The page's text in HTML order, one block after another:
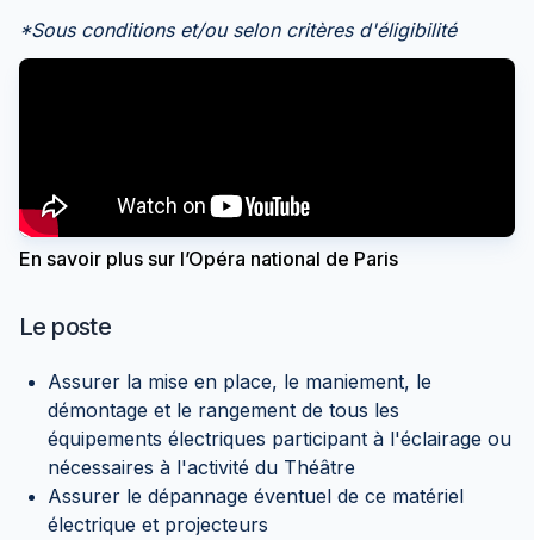
*Sous conditions et/ou selon critères d'éligibilité
En savoir plus sur l’Opéra national de Paris
Le poste
Assurer la mise en place, le maniement, le
démontage et le rangement de tous les
équipements électriques participant à l'éclairage ou
nécessaires à l'activité du Théâtre
Assurer le dépannage éventuel de ce matériel
électrique et projecteurs